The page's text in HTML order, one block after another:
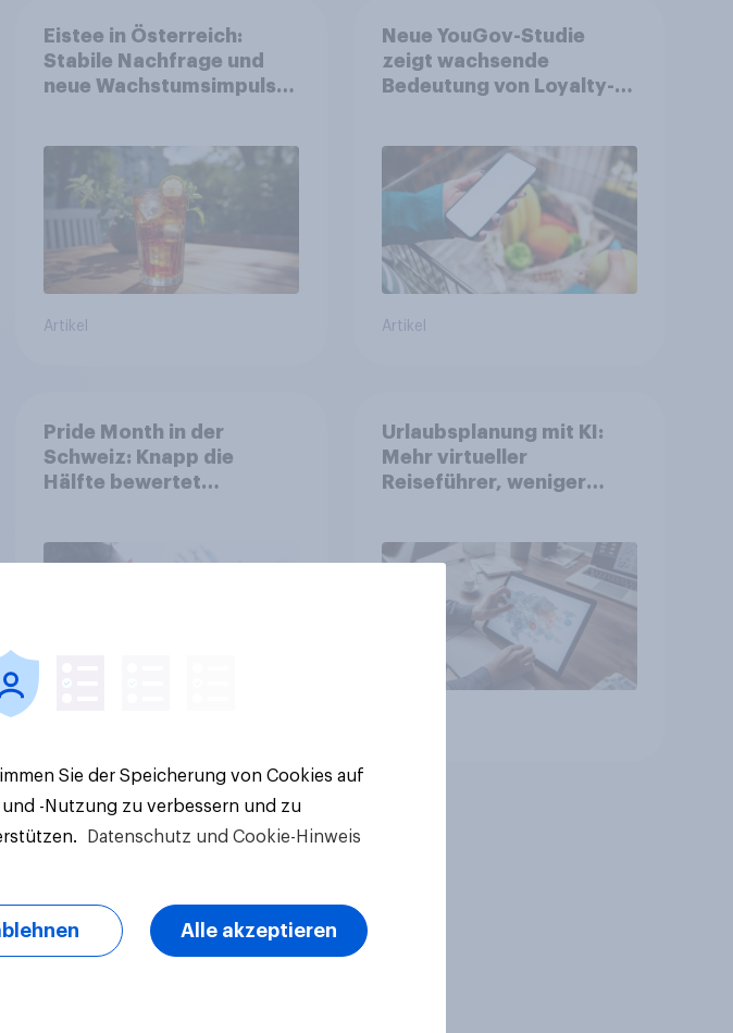
Eistee in Österreich:
Stabile Nachfrage und
neue Wachstumsimpulse
Artikel
Neue YouGov-Studie
zeigt wachsende
Bedeutung von Loyalty-
Artikel
Pride Month in der
Schweiz: Knapp die
Hälfte bewertet
bleibt umstritten
Urlaubsplanung mit KI:
Mehr virtueller
Reiseführer, weniger
Sie der Speicherung von Cookies auf
und -Nutzung zu verbessern und zu
Datenschutz und Cookie-Hinweis
Alle akzeptieren